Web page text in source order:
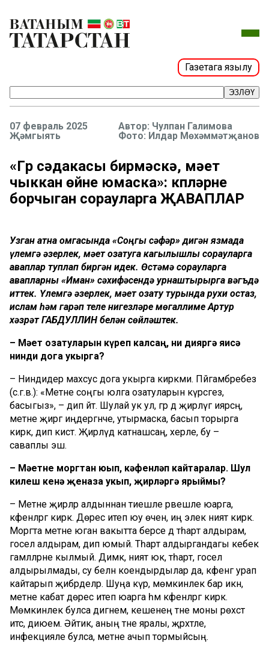
Газетага язылу
ЭЗЛӘҮ
07 февраль 2025
Җәмгыять
Чулпан Галимова
Фото: Илдар Мөхәммәтҗанов
«Гүр сәдакасы бирмәскә, мәет
чыккан өйне юмаска»: күпләрне
борчыган сорауларга ҖАВАПЛАР
Узган атна җомгасында «Соңгы сәфәр» дигән язмада
үлемгә әзерлек, мәет озатуга кагылышлы сорауларга
җаваплар туплап биргән идек. Өстәмә сорауларга
җавапларны «Иман» сәхифәсендә урнаштырырга вәгъдә
иттек. Үлемгә әзерлек, мәет озату турында рухи остаз,
ислам һәм гарәп теле нигезләре мөгаллиме Артур
хәзрәт ГАБДУЛЛИН белән сөйләштек.
– Мәет озатуларын күреп калсаң, ни дияргә яисә
нинди дога укырга?
– Ниндидер махсус дога укырга кирәкми. Пәйгамбәребез
(с.г.в.): «Мәетне соңгы юлга озатуларын күрсәгез,
басыгыз», – дип әйтә. Шулай ук ул, әгәр дә җирләүгә иярсәң,
мәетне җиргә иңдергәнче, утырмаска, басып торырга
кирәк, дип кисәтә. Җирләүдә катнашсаң, хәерле, бу –
саваплы эш.
– Мәетне моргтан юып, кәфенләп кайтаралар. Шул
килеш кенә җеназа укып, җирләргә ярыймы?
– Мәетне җирләр алдыннан тиешле рәвешле юарга,
кәфенләргә кирәк. Дөрес итеп юу өчен, иң элек ният кирәк.
Моргта мәетне юган вакытта берсе дә тәһарәт алдырам,
госел алдырам, дип юмый. Тәһарәт алдыргандагы кебек
гамәлләрне кылмый. Димәк, ният юк, тәһарәт, госел
алдырылмады, су белән коендырдылар да, кәфенгә урап
кайтарып җибәрделәр. Шуңа күрә, мөмкинлек бар икән,
мәетне кабат дөрес итеп юарга һәм кәфенләргә кирәк.
Мөмкинлек булса дигәнем, кешенең тәне моны рөхсәт
итсә, диюем. Әйтик, аның тәне яралы, җәрәхәтле,
инфекцияле булса, мәетне ачып тормыйсың.